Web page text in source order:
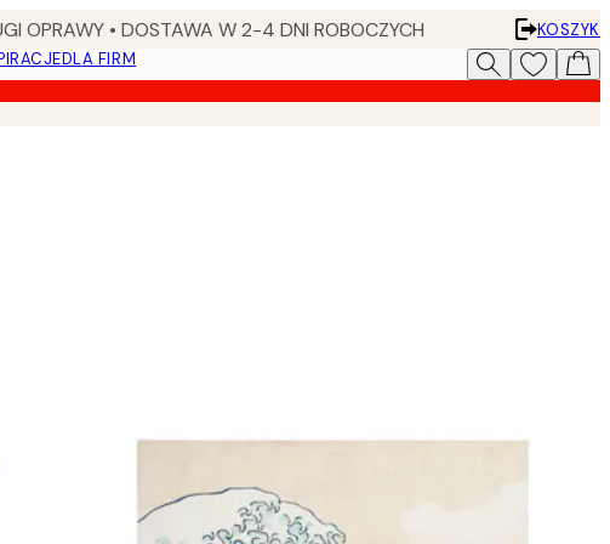
OPRAWY • DOSTAWA W 2-4 DNI ROBOCZYCH
KOSZYK
DLA FIRM